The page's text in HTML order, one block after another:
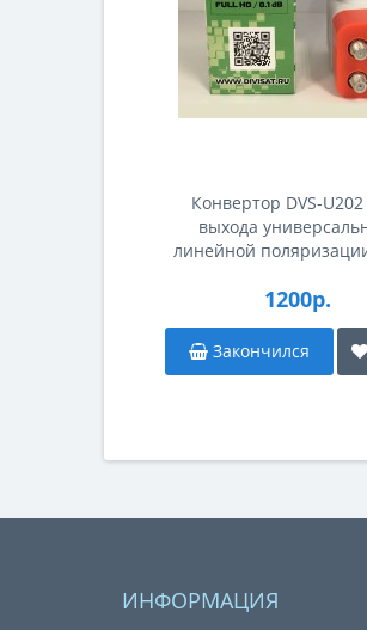
Конвертор DVS-
выхода
линейной
1200р.
Закончился
ИНФОРМАЦИЯ